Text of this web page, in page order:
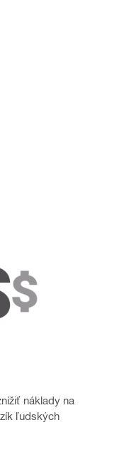
náklady na
ľudských